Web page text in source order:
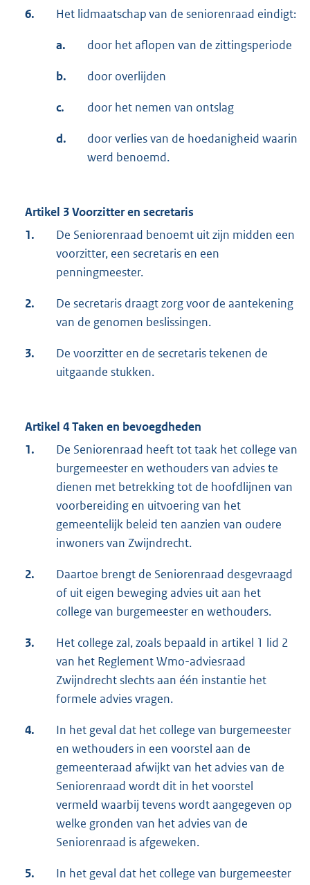
6. Het lidmaatschapvan de seniorenraad eindigt:
a. door het aflopen van de zittingsperiode
b. door overlijden
c. door het nemen van ontslag
d.
door verlies van de hoedanigheid waarin
werd benoemd.
Artikel 3 Voorzitter en secretaris
1.
De Seniorenraad benoemt uit zijn midden een
voorzitter, een secretaris en een
penningmeester.
2.
De secretaris draagt zorg voor de aantekening
van de genomen beslissingen.
3.
De voorzitter en de secretaris tekenen de
uitgaande stukken.
Artikel 4 Taken en bevoegdheden
1.
De Seniorenraad heeft tot taak het college van
burgemeester en wethouders van advies te
dienen met betrekking tot de hoofdlijnen van
voorbereiding en uitvoering van het
gemeentelijk beleid ten aanzien van oudere
inwoners van Zwijndrecht.
2.
Daartoe brengt de Seniorenraad desgevraagd
of uit eigen beweging advies uit aan het
college van burgemeester en wethouders.
3.
Het college zal, zoals bepaald in artikel 1 lid 2
van het Reglement Wmo-adviesraad
Zwijndrecht slechts aan één instantie het
formele advies vragen.
4.
In het geval dat het college van burgemeester
en wethouders in een voorstel aan de
gemeenteraad afwijkt van het advies van de
Seniorenraad wordt dit in het voorstel
vermeld waarbij tevens wordt aangegeven op
welke gronden van het advies van de
Seniorenraad is afgeweken.
5.
In het geval dat het college van burgemeester